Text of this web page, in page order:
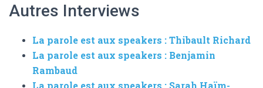
Autres Interviews
La parole est aux speakers : Thibault Richard
La parole est aux speakers : Benjamin
Rambaud
La parole est aux speakers : Sarah Haïm-